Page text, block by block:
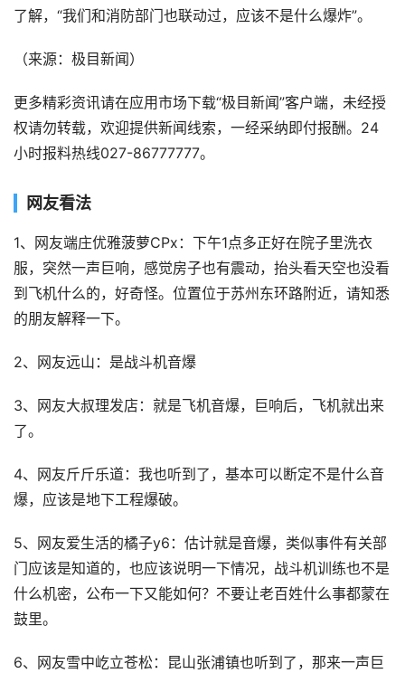
了解，“我们和消防部门也联动过，应该不是什么爆炸”。
（来源：极目新闻）
更多精彩资讯请在应用市场下载“极目新闻”客户端，未经授
权请勿转载，欢迎提供新闻线索，一经采纳即付报酬。24
小时报料热线027-86777777。
网友看法
1、网友端庄优雅菠萝CPx：下午1点多正好在院子里洗衣
服，突然一声巨响，感觉房子也有震动，抬头看天空也没看
到飞机什么的，好奇怪。位置位于苏州东环路附近，请知悉
的朋友解释一下。
2、网友远山：是战斗机音爆
3、网友大叔理发店：就是飞机音爆，巨响后，飞机就出来
了。
4、网友斤斤乐道：我也听到了，基本可以断定不是什么音
爆，应该是地下工程爆破。
5、网友爱生活的橘子y6：估计就是音爆，类似事件有关部
门应该是知道的，也应该说明一下情况，战斗机训练也不是
什么机密，公布一下又能如何？不要让老百姓什么事都蒙在
鼓里。
6、网友雪中屹立苍松：昆山张浦镇也听到了，那来一声巨